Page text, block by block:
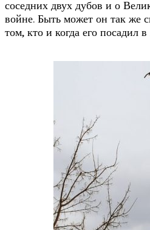
соседних двух дубов и о
войне. Быть может он так же
том, кто и когда его